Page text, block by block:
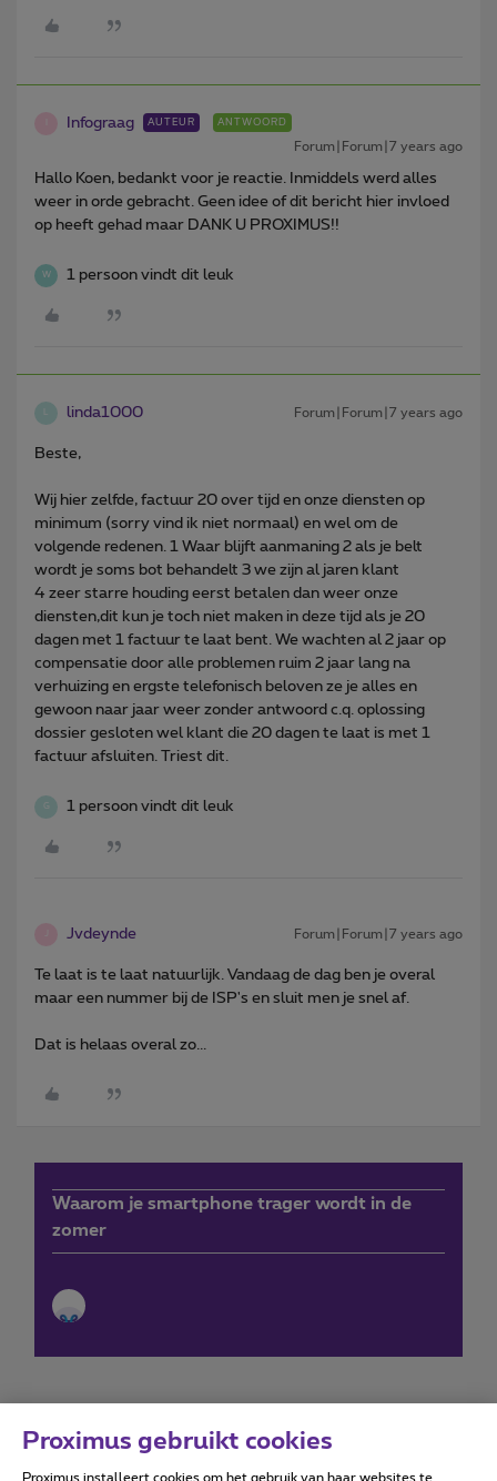
Infograag AUTEUR ANTWOORD
Forum|Forum|7 years ago
Hallo Koen, bedankt voor je reactie. Inmiddels werd alles
weer in orde gebracht. Geen idee of dit bericht hier invloed
op heeft gehad maar DANK U PROXIMUS!!
W 1 persoon vindt dit leuk
linda1000 Forum|Forum|7 years ago
Beste,
Wij hier zelfde, factuur 20 over tijd en onze diensten op
minimum (sorry vind ik niet normaal) en wel om de
volgende redenen. 1 Waar blijft aanmaning 2 als je belt
wordt je soms bot behandelt 3 we zijn al jaren klant
4 zeer starre houding eerst betalen dan weer onze
diensten,dit kun je toch niet maken in deze tijd als je 20
dagen met 1 factuur te laat bent. We wachten al 2 jaar op
compensatie door alle problemen ruim 2 jaar lang na
verhuizing en ergste telefonisch beloven ze je alles en
gewoon naar jaar weer zonder antwoord c.q. oplossing
dossier gesloten wel klant die 20 dagen te laat is met 1
factuur afsluiten. Triest dit.
G 1 persoon vindt dit leuk
Jvdeynde Forum|Forum|7 years ago
Te laat is te laat natuurlijk. Vandaag de dag ben je overal
maar een nummer bij de ISP's en sluit men je snel af.
Dat is helaas overal zo...
Waarom je smartphone trager wordt in de
zomer
Proximus gebruikt cookies
Proximus installeert cookies om het gebruik van haar websites te